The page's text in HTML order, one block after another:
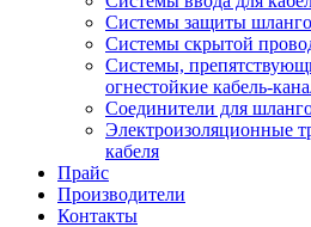
Системы защиты
Системы скрытой
Системы,
огнестойкие кабель-
Соединители для
Электроизоляционные
кабеля
Прайс
Производители
Контакты